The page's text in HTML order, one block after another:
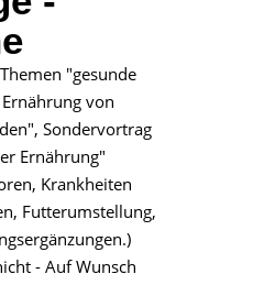
"gesunde
von
Sondervortrag
Ernährung"
Krankheiten
Futterumstellung,
- Auf Wunsch